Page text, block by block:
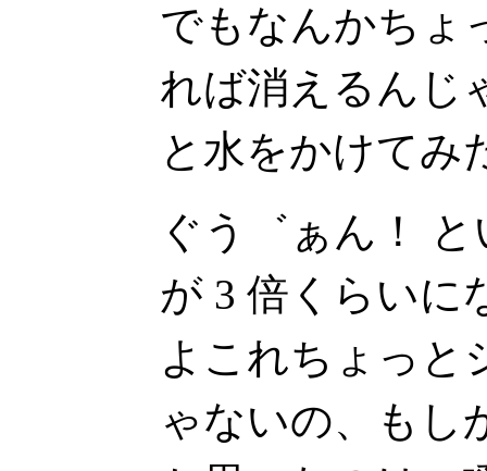
でもなんかちょ
れば消えるんじ
と水をかけてみ
ぐう゛ぁん！
が 3 倍くらいに
よこれちょっと
ゃないの、もし